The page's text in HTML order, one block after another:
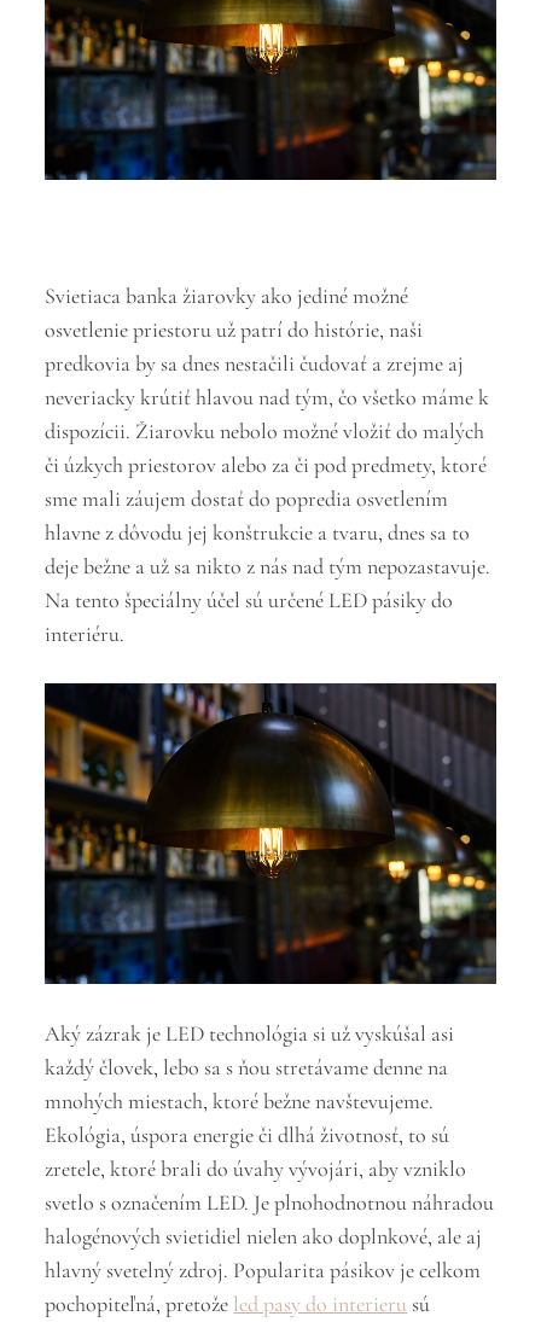
Svietiaca banka žiarovky ako jediné možné
osvetlenie priestoru už patrí do histórie, naši
predkovia by sa dnes nestačili čudovať a zrejme aj
neveriacky krútiť hlavou nad tým, čo všetko máme k
dispozícii. Žiarovku nebolo možné vložiť do malých
či úzkych priestorov alebo za či pod predmety, ktoré
sme mali záujem dostať do popredia osvetlením
hlavne z dôvodu jej konštrukcie a tvaru, dnes sa to
deje bežne a už sa nikto z nás nad tým nepozastavuje.
Na tento špeciálny účel sú určené LED pásiky do
interiéru.
Aký zázrak je LED technológia si už vyskúšal asi
každý človek, lebo sa s ňou stretávame denne na
mnohých miestach, ktoré bežne navštevujeme.
Ekológia, úspora energie či dlhá životnosť, to sú
zretele, ktoré brali do úvahy vývojári, aby vzniklo
svetlo s označením LED. Je plnohodnotnou náhradou
halogénových svietidiel nielen ako doplnkové, ale aj
hlavný svetelný zdroj. Popularita pásikov je celkom
pochopiteľná, pretože led pasy do interieru sú